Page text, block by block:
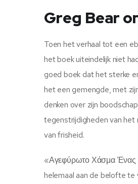
Greg Bear
Toen het verhaal tot een
het boek uiteindelijk niet
goed boek dat het sterke
het een gemengde, met
denken over zijn
tegenstrijdigheden van het
van frisheid.
«Αγεφύρωτο Χάσμα Ένας
helemaal aan de belofte